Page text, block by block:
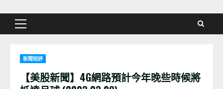
Primary
新聞短評
【美股新聞】4G網路預計今年晚些時候將